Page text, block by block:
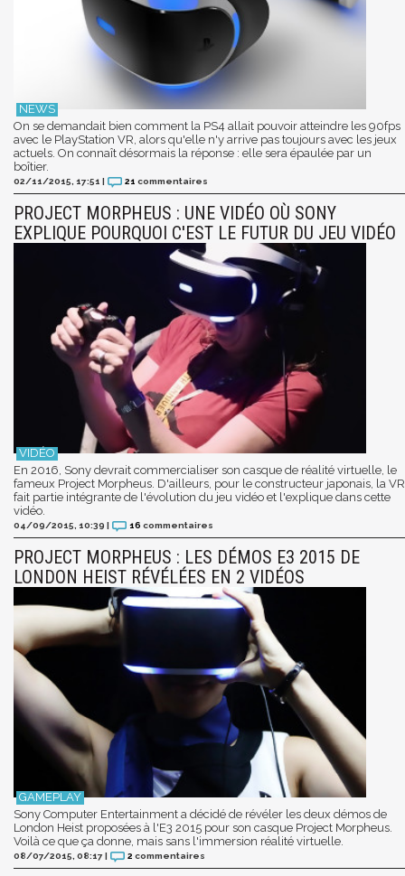
On se demandait bien comment la PS4 allait pouvoir atteindre les 90fps
avec le PlayStation VR, alors qu'elle n'y arrive pas toujours avec les jeux
actuels. On connaît désormais la réponse : elle sera épaulée par un
boîtier.
02/11/2015, 17:51 | 21 commentaires
PROJECT MORPHEUS : UNE VIDÉO OÙ SONY
EXPLIQUE POURQUOI C'EST LE FUTUR DU JEU VIDÉO
En 2016, Sony devrait commercialiser son casque de réalité virtuelle, le
fameux Project Morpheus. D'ailleurs, pour le constructeur japonais, la VR
fait partie intégrante de l'évolution du jeu vidéo et l'explique dans cette
vidéo.
04/09/2015, 10:39 | 16 commentaires
PROJECT MORPHEUS : LES DÉMOS E3 2015 DE
LONDON HEIST RÉVÉLÉES EN 2 VIDÉOS
Sony Computer Entertainment a décidé de révéler les deux démos de
London Heist proposées à l'E3 2015 pour son casque Project Morpheus.
Voilà ce que ça donne, mais sans l'immersion réalité virtuelle.
08/07/2015, 08:17 | 2 commentaires